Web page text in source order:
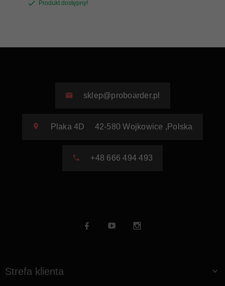
Produkt dostępny!
sklep@proboarder.pl
Plaka 4D 42-580 Wojkowice ,Polska
+48 666 494 493
Strefa klienta